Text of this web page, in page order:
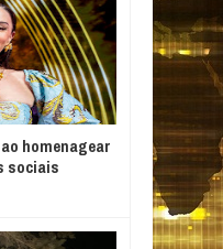
homenagear
sociais